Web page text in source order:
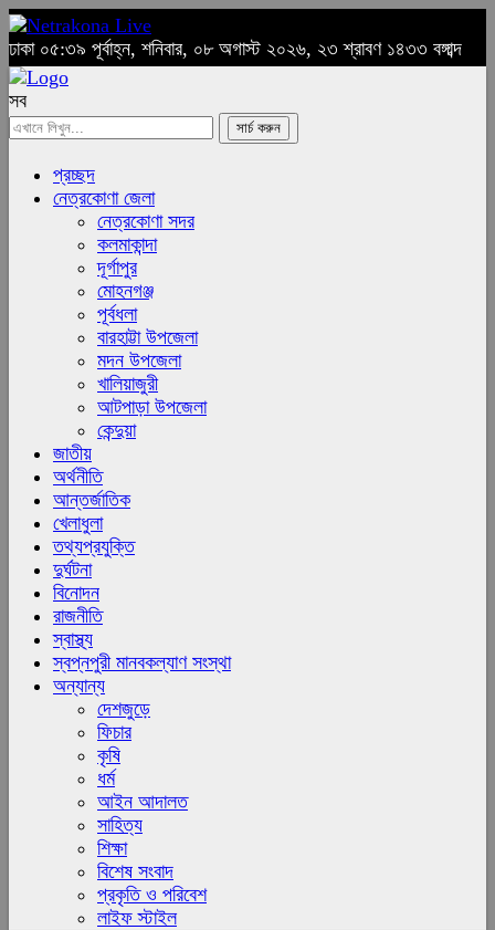
ঢাকা ০৫:৩৯ পূর্বাহ্ন, শনিবার, ০৮ অগাস্ট ২০২৬, ২৩ শ্রাবণ ১৪৩৩ বঙ্গাব্দ
সব
প্রচ্ছদ
নেত্রকোণা জেলা
নেত্রকোণা সদর
কলমাকান্দা
দূর্গাপুর
মোহনগঞ্জ
পূর্বধলা
বারহাট্টা উপজেলা
মদন উপজেলা
খালিয়াজুরী
আটপাড়া উপজেলা
কেন্দুয়া
জাতীয়
অর্থনীতি
আন্তর্জাতিক
খেলাধুলা
তথ্যপ্রযুক্তি
দুর্ঘটনা
বিনোদন
রাজনীতি
স্বাস্থ্য
স্বপ্নপুরী মানবকল্যাণ সংস্থা
অন্যান্য
দেশজুড়ে
ফিচার
কৃষি
ধর্ম
আইন আদালত
সাহিত্য
শিক্ষা
বিশেষ সংবাদ
প্রকৃতি ও পরিবেশ
লাইফ স্টাইল